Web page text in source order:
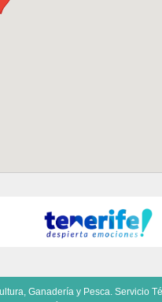
Ganadería y Pesca. Servicio